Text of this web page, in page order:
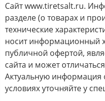
Сайт www.tiretsalt.ru.
разделе (о товарах и
технические
носит информационный
публичной офертой,
сайта и может
Актуальную информация
условиях уточняйте у